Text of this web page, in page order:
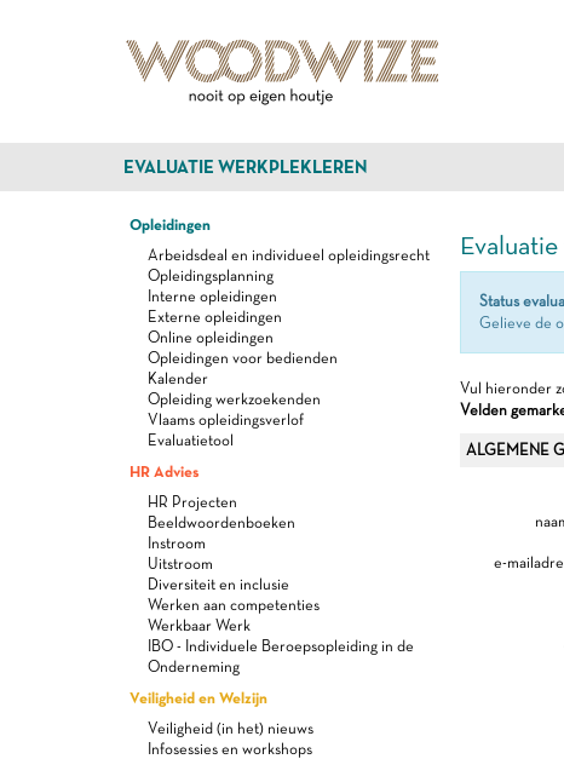
EVALUATIE WERKPLEKLEREN
Opleidingen
Arbeidsdeal en individueel opleidingsrecht
Opleidingsplanning
Interne opleidingen
Externe opleidingen
Online opleidingen
Opleidingen voor bedienden
Kalender
Opleiding werkzoekenden
Vlaams opleidingsverlof
Evaluatietool
HR Advies
HR Projecten
Beeldwoordenboeken
Instroom
Uitstroom
Diversiteit en inclusie
Werken aan competenties
Werkbaar Werk
IBO - Individuele Beroepsopleiding in de
Onderneming
Veiligheid en Welzijn
Veiligheid (in het) nieuws
Infosessies en workshops
Status
Gelieve de
Vul hieronder
Velden
ALGEMENE
e-